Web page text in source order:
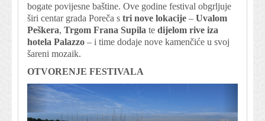
bogate povijesne baštine. Ove godine festival obgrljuje
širi centar grada Poreča s tri nove lokacije – Uvalom
Peškera, Trgom Frana Supila te dijelom rive iza
hotela Palazzo – i time dodaje nove kamenčiće u svoj
šareni mozaik.
OTVORENJE FESTIVALA